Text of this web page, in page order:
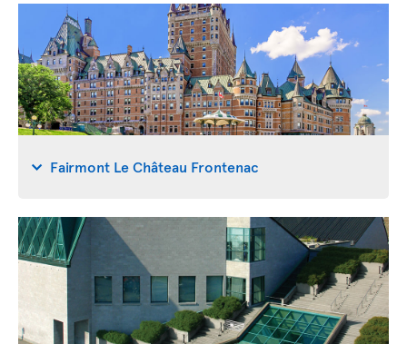
Fairmont Le Château Frontenac